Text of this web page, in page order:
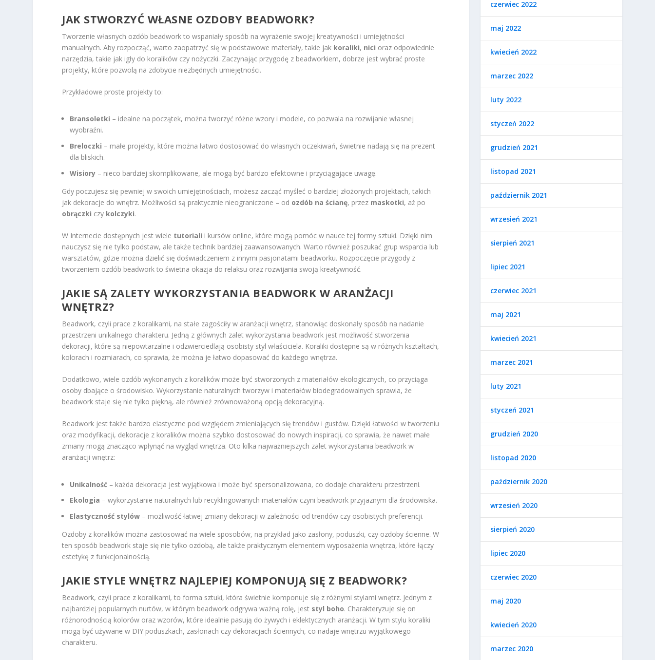
JAK STWORZYĆ WŁASNE OZDOBY BEADWORK?
Tworzenie własnych ozdób beadwork to wspaniały sposób na wyrażenie swojej kreatywności i umiejętności
manualnych. Aby rozpocząć, warto zaopatrzyć się w podstawowe materiały, takie jak koraliki, nici oraz odpowiednie
narzędzia, takie jak igły do koralików czy nożyczki. Zaczynając przygodę z beadworkiem, dobrze jest wybrać proste
projekty, które pozwolą na zdobycie niezbędnych umiejętności.
Przykładowe proste projekty to:
Bransoletki – idealne na początek, można tworzyć różne wzory i modele, co pozwala na rozwijanie własnej
wyobraźni.
Breloczki – małe projekty, które można łatwo dostosować do własnych oczekiwań, świetnie nadają się na prezent
dla bliskich.
Wisiory – nieco bardziej skomplikowane, ale mogą być bardzo efektowne i przyciągające uwagę.
Gdy poczujesz się pewniej w swoich umiejętnościach, możesz zacząć myśleć o bardziej złożonych projektach, takich
jak dekoracje do wnętrz. Możliwości są praktycznie nieograniczone – od ozdób na ścianę, przez maskotki, aż po
obrączki czy kolczyki.
W Internecie dostępnych jest wiele tutoriali i kursów online, które mogą pomóc w nauce tej formy sztuki. Dzięki nim
nauczysz się nie tylko podstaw, ale także technik bardziej zaawansowanych. Warto również poszukać grup wsparcia lub
warsztatów, gdzie można dzielić się doświadczeniem z innymi pasjonatami beadworku. Rozpoczęcie przygody z
tworzeniem ozdób beadwork to świetna okazja do relaksu oraz rozwijania swoją kreatywność.
JAKIE SĄ ZALETY WYKORZYSTANIA BEADWORK W ARANŻACJI
WNĘTRZ?
Beadwork, czyli prace z koralikami, na stałe zagościły w aranżacji wnętrz, stanowiąc doskonały sposób na nadanie
przestrzeni unikalnego charakteru. Jedną z głównych zalet wykorzystania beadwork jest możliwość stworzenia
dekoracji, które są niepowtarzalne i odzwierciedlają osobisty styl właściciela. Koraliki dostępne są w różnych kształtach,
kolorach i rozmiarach, co sprawia, że można je łatwo dopasować do każdego wnętrza.
Dodatkowo, wiele ozdób wykonanych z koralików może być stworzonych z materiałów ekologicznych, co przyciąga
osoby dbające o środowisko. Wykorzystanie naturalnych tworzyw i materiałów biodegradowalnych sprawia, że
beadwork staje się nie tylko piękną, ale również zrównoważoną opcją dekoracyjną.
Beadwork jest także bardzo elastyczne pod względem zmieniających się trendów i gustów. Dzięki łatwości w tworzeniu
oraz modyfikacji, dekoracje z koralików można szybko dostosować do nowych inspiracji, co sprawia, że nawet małe
zmiany mogą znacząco wpłynąć na wygląd wnętrza. Oto kilka najważniejszych zalet wykorzystania beadwork w
aranżacji wnętrz:
Unikalność – każda dekoracja jest wyjątkowa i może być spersonalizowana, co dodaje charakteru przestrzeni.
Ekologia – wykorzystanie naturalnych lub recyklingowanych materiałów czyni beadwork przyjaznym dla środowiska.
Elastyczność stylów – możliwość łatwej zmiany dekoracji w zależności od trendów czy osobistych preferencji.
Ozdoby z koralików można zastosować na wiele sposobów, na przykład jako zasłony, poduszki, czy ozdoby ścienne. W
ten sposób beadwork staje się nie tylko ozdobą, ale także praktycznym elementem wyposażenia wnętrza, które łączy
estetykę z funkcjonalnością.
JAKIE STYLE WNĘTRZ NAJLEPIEJ KOMPONUJĄ SIĘ Z BEADWORK?
Beadwork, czyli prace z koralikami, to forma sztuki, która świetnie komponuje się z różnymi stylami wnętrz. Jednym z
najbardziej popularnych nurtów, w którym beadwork odgrywa ważną rolę, jest styl boho. Charakteryzuje się on
różnorodnością kolorów oraz wzorów, które idealnie pasują do żywych i eklektycznych aranżacji. W tym stylu koraliki
mogą być używane w DIY poduszkach, zasłonach czy dekoracjach ściennych, co nadaje wnętrzu wyjątkowego
charakteru.
czerwiec 2022
maj 2022
kwiecień 2022
marzec 2022
luty 2022
styczeń 2022
grudzień 2021
listopad 2021
październik 2021
wrzesień 2021
sierpień 2021
lipiec 2021
czerwiec 2021
maj 2021
kwiecień 2021
marzec 2021
luty 2021
styczeń 2021
grudzień 2020
listopad 2020
październik 2020
wrzesień 2020
sierpień 2020
lipiec 2020
czerwiec 2020
maj 2020
kwiecień 2020
marzec 2020